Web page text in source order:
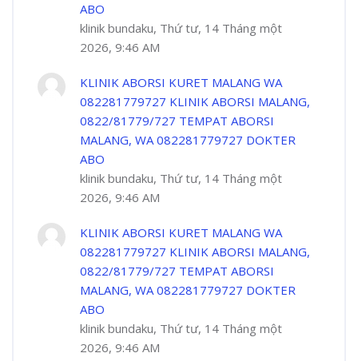
ABO
klinik bundaku, Thứ tư, 14 Tháng một
2026, 9:46 AM
KLINIK ABORSI KURET MALANG WA
082281779727 KLINIK ABORSI MALANG,
0822/81779/727 TEMPAT ABORSI
MALANG, WA 082281779727 DOKTER
ABO
klinik bundaku, Thứ tư, 14 Tháng một
2026, 9:46 AM
KLINIK ABORSI KURET MALANG WA
082281779727 KLINIK ABORSI MALANG,
0822/81779/727 TEMPAT ABORSI
MALANG, WA 082281779727 DOKTER
ABO
klinik bundaku, Thứ tư, 14 Tháng một
2026, 9:46 AM